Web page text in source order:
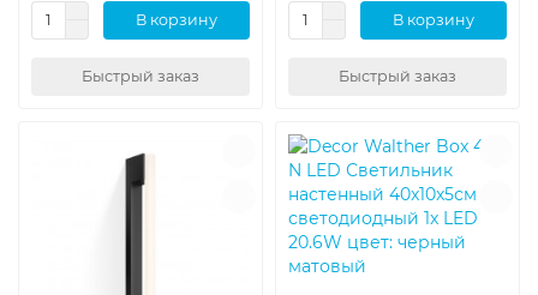
В корзину
Быстрый заказ
В корзину
Быстрый заказ